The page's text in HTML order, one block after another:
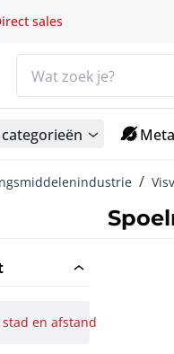
sales
en afstand